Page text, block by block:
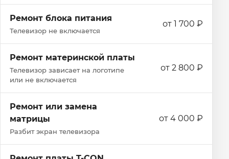
Ремонт блока питания
Телевизор не включается
от 1 700 ₽
Ремонт материнской платы
Телевизор зависает на логотипе
или не включается
от 2 800 ₽
Ремонт или замена
матрицы
Разбит экран телевизора
от 4 000 ₽